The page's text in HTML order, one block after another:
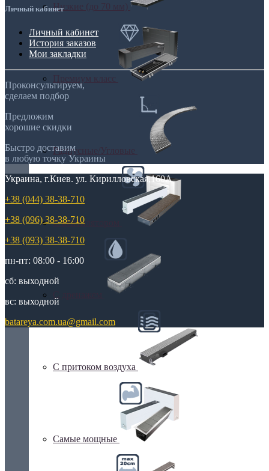
Низкие (до 70 мм)
Радиусные/Угловые
С вентилятором
С притоком воздуха
Самые мощные
Личный кабинет
Личный кабинет
История заказов
Мои закладки
Проконсультируем,
сделаем подбор
Предложим
хорошие скидки
Быстро доставим
в любую точку Украины
Украина, г.Киев. ул. Кирилловская,160А
+38 (044) 38-38-710
+38 (096) 38-38-710
+38 (093) 38-38-710
пн-пт: 08:00 - 16:00
сб: выходной
вс: выходной
batareya.com.ua@gmail.com